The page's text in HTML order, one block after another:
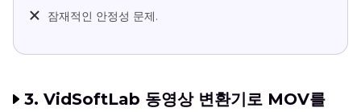
잠재적인 안정성 문제.
3. VidSoftLab 동영상 변환기로 MOV를